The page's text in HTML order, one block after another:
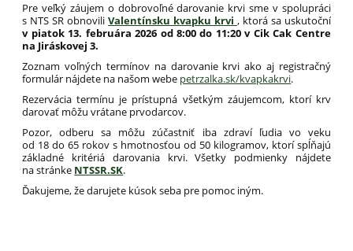
Pre veľký záujem o dobrovoľné darovanie krvi sme v spolupráci
s NTS SR obnoviliValentínsku kvapku krvi , ktorá sa uskutoční
v piatok 13. februára 2026 od 8:00 do 11:20 v Cik Cak Centre
na Jiráskovej 3.
Zoznam voľných termínov na darovanie krvi ako aj registračný
formulár nájdete na našom webe petrzalka.sk/kvapkakrvi.
Rezervácia termínu je prístupná všetkým záujemcom, ktorí krv
darovať môžu vrátane prvodarcov.
Pozor, odberu sa môžu zúčastniť iba zdraví ľudia vo veku
od 18 do 65 rokov s hmotnosťou od 50 kilogramov, ktorí spĺňajú
základné kritériá darovania krvi. Všetky podmienky nájdete
na stránke NTSSR.SK.
Ďakujeme, že darujete kúsok seba pre pomoc iným.